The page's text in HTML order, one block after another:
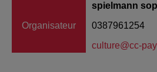
Organisateur
spielmann
0387961254
culture@cc-